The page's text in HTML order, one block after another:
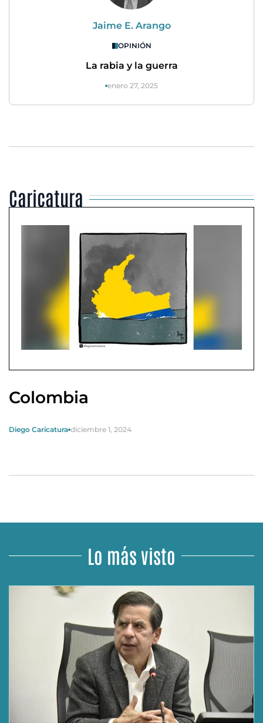
Jaime E. Arango
OPINIÓN
La rabia y la guerra
enero 27, 2025
Caricatura
Colombia
Diego Caricatura diciembre 1, 2024
Lo más visto